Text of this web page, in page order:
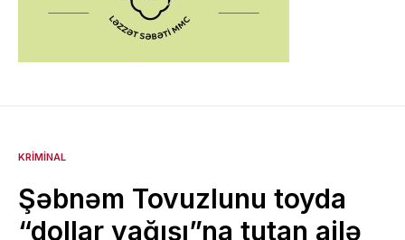
KRIMINAL
Şəbnəm Tovuzlunu toyda
“dollar yağışı”na tutan ailə